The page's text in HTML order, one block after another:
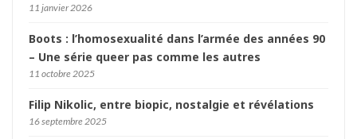
11 janvier 2026
Boots : l’homosexualité dans l’armée des années 90
– Une série queer pas comme les autres
11 octobre 2025
Filip Nikolic, entre biopic, nostalgie et révélations
16 septembre 2025